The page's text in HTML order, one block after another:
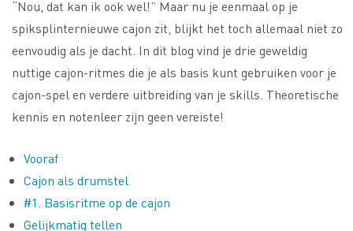
“Nou, dat kan ik ook wel!” Maar nu je eenmaal op je
spiksplinternieuwe cajon zit, blijkt het toch allemaal niet zo
eenvoudig als je dacht. In dit blog vind je drie geweldig
nuttige cajon-ritmes die je als basis kunt gebruiken voor je
cajon-spel en verdere uitbreiding van je skills. Theoretische
kennis en notenleer zijn geen vereiste!
Vooraf
Cajon als drumstel
#1. Basisritme op de cajon
Gelijkmatig tellen